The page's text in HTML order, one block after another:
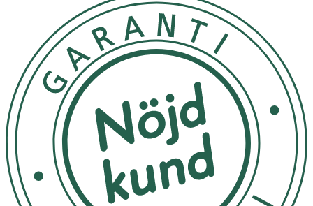
Egenskaper
· Fodertillskott för hund och katt
· Innehåller probiotika, prebiotika och minerallera
· Pastaform som är enkel att dosera
· Kan ges direkt i munnen eller blandas i foder
· Anpassad dosering utifrån djurets vikt
· Kan användas som komplement till veterinär
rekommenderad behandling